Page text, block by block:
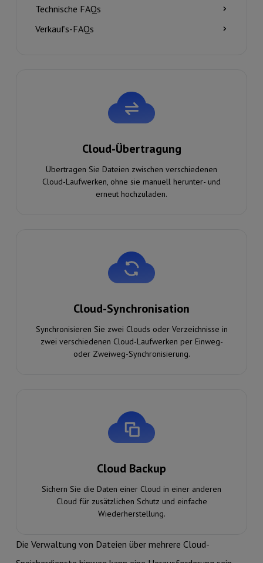
Technische FAQs
Verkaufs-FAQs
Cloud-Übertragung
Übertragen Sie Dateien zwischen verschiedenen
Cloud-Laufwerken, ohne sie manuell herunter- und
erneut hochzuladen.
Cloud-Synchronisation
Synchronisieren Sie zwei Clouds oder Verzeichnisse in
zwei verschiedenen Cloud-Laufwerken per Einweg-
oder Zweiweg-Synchronisierung.
Cloud Backup
Sichern Sie die Daten einer Cloud in einer anderen
Cloud für zusätzlichen Schutz und einfache
Wiederherstellung.
Die Verwaltung von Dateien über mehrere Cloud-